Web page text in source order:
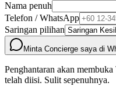
Nama penuh
Telefon / WhatsApp
Saringan pilihan
Minta Concierge saya di
Penghantaran akan
telah diisi. Sulit sepenuhnya.